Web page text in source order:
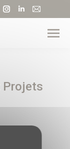
La
page
Instagram
nouvelle
La
page
LinkedIn
nouvelle
La
page
E-
une
Projets